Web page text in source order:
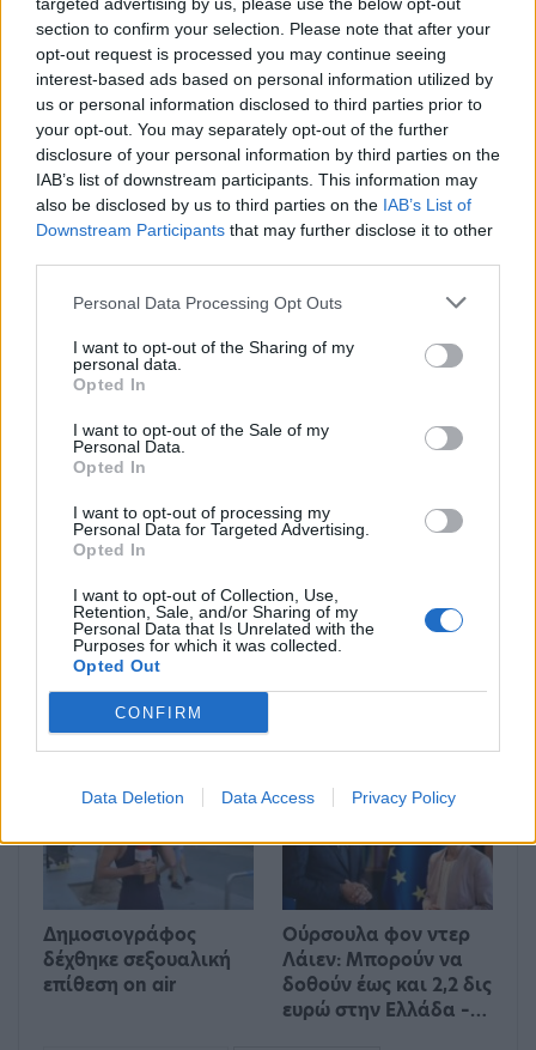
section to confirm your selection. Please note that after your
opt-out request is processed you may continue seeing
interest-based ads based on personal information utilized by
us or personal information disclosed to third parties prior to
your opt-out. You may separately opt-out of the further
disclosure of your personal information by third parties on the
IAB’s list of downstream participants. This information may
also be disclosed by us to third parties on the IAB’s List of
Downstream Participants that may further disclose it to other
Personal Data Processing Opt Outs
I want to opt-out of the Sharing of my
personal data.
Opted In
I want to opt-out of the Sale of my
Personal Data.
Opted In
I want to opt-out of processing my
Personal Data for Targeted Advertising.
Opted In
I want to opt-out of Collection, Use,
Retention, Sale, and/or Sharing of my
Personal Data that Is Unrelated with the
Purposes for which it was collected.
Opted Out
CONFIRM
Data Deletion Data Access Privacy Policy
της Αμερικής».
Μισέλ Ομπάμα Ντόναλντ Τραμπ
ΠΡΟΗΓΟΎΜΕΝΟ ΆΡΘΡΟ
Ρωσία: Το δημοσίευμα
των NYT για τους Νord
Stream δικαιολογεί τη
έρευνας
ΕΠΌΜΕΝΟ ΆΡΘΡΟ
Eurocup: Δεν άντεξε στην
Τουρκία ο Προμηθέας
Μπορεί επίσης να σε ενδιαφέρει
Ένας στους 4 αναιρεί
τα οφέλη των
υγιεινών γευμάτων με
ανθυγιεινά σνακ
Στους δρόμους το
Δημοσιογράφος
δέχθηκε σεξουαλική
επίθεση on air
Ούρσουλα φον ντερ
Λάιεν: Μπορούν να
δοθούν έως και 2,2 δις
ευρώ στην Ελλάδα –…